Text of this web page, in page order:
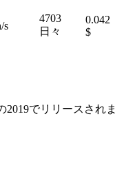
s
4703
日々
0.042
$
2019でリリースされま